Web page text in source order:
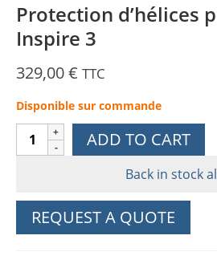
Protection d’hélices
Inspire 3
329,00€ TTC
Disponible sur commande
Protection
d'hélices
Inspire
ADD TO CART
Back in stock
REQUEST A QUOTE